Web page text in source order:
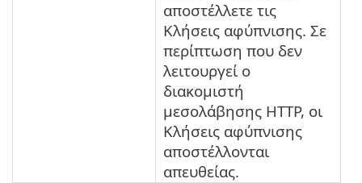
αποστέλλετε τις
Κλήσεις αφύπνισης. Σε
περίπτωση που δεν
λειτουργεί ο
διακομιστή
μεσολάβησης HTTP, οι
Κλήσεις αφύπνισης
αποστέλλονται
απευθείας.